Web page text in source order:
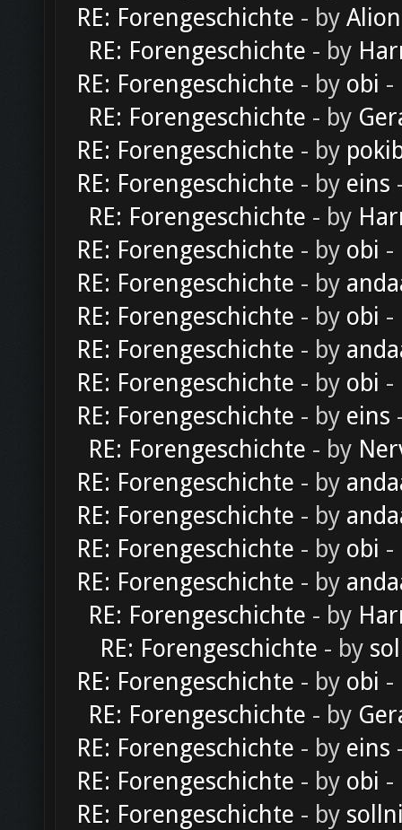
RE: Forengeschichte - by Alion
RE: Forengeschichte - by
RE: Forengeschichte - by obi -
RE: Forengeschichte - by
RE: Forengeschichte - by
RE: Forengeschichte - by eins
RE: Forengeschichte - by
RE: Forengeschichte - by obi -
RE: Forengeschichte - by
RE: Forengeschichte - by obi -
RE: Forengeschichte - by
RE: Forengeschichte - by obi -
RE: Forengeschichte - by eins
RE: Forengeschichte - by
RE: Forengeschichte - by
RE: Forengeschichte - by
RE: Forengeschichte - by obi -
RE: Forengeschichte - by
RE: Forengeschichte - by
RE: Forengeschichte - by
RE: Forengeschichte - by obi -
RE: Forengeschichte - by
RE: Forengeschichte - by eins
RE: Forengeschichte - by obi -
RE: Forengeschichte - by